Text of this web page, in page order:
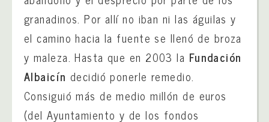
granadinos. Por allí no iban ni las águilas y
el camino hacia la fuente se llenó de broza
y maleza. Hasta que en 2003 la Fundación
Albaicín decidió ponerle remedio.
Consiguió más de medio millón de euros
(del Ayuntamiento y de los fondos